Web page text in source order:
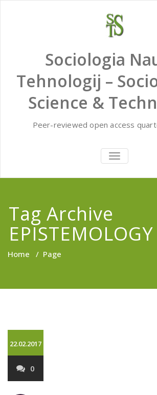
Sociologia
Tehnologij –
Science &
Peer-reviewed open access
TOGGLE
NAVIGATION
Tag Archive
EPISTEMOLOGY
Home / Page
22.02.2017
0